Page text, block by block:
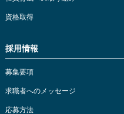
資格取得
採用情報
募集要項
求職者へのメッセージ
応募方法